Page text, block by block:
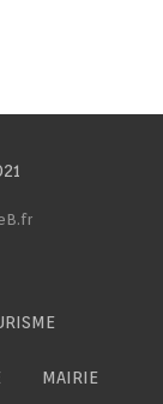
MAIRIE